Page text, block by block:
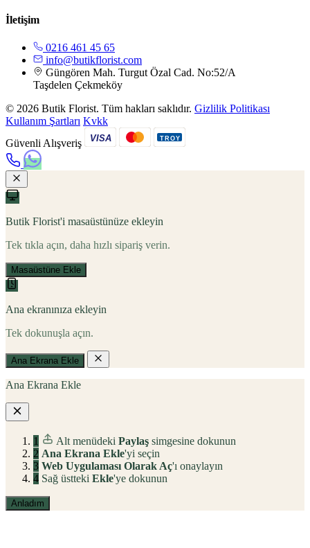
İletişim
0216 461 45 65
info@butikflorist.com
Güngören Mah. Turgut Özal Cad. No:52/A
Taşdelen Çekmeköy
© 2026 Butik Florist. Tüm hakları saklıdır. Gizlilik Politikası
Kullanım Şartları Kvkk
Güvenli Alışveriş
VISA TROY
Butik Florist'i masaüstünüze ekleyin
Tek tıkla açın, daha hızlı sipariş verin.
Masaüstüne Ekle
Ana ekranınıza ekleyin
Tek dokunuşla açın.
Ana Ekrana Ekle
Ana Ekrana Ekle
1 Alt menüdeki Paylaş simgesine dokunun
2 Ana Ekrana Ekle'yi seçin
3 Web Uygulaması Olarak Aç'ı onaylayın
4 Sağ üstteki Ekle'ye dokunun
Anladım